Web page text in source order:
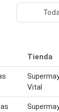
Tienda
Vital